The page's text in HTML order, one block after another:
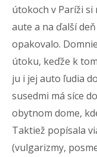
útokoch v Paríži
aute a na ďalší
opakovalo.
útoku, keďže k
ju i jej auto ľudia
susedmi má síce
obytnom dome,
Taktiež popísala
(vulgarizmy,